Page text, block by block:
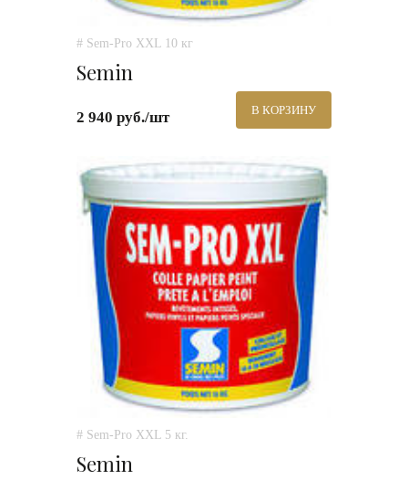
# Sem-Pro XXL 10 кг
Semin
2 940 руб./шт В КОРЗИНУ
# Sem-Pro XXL 5 кг.
Semin